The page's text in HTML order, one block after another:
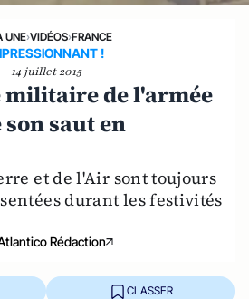
UNE›VIDÉOS›FRANCE
!
14 juillet 2015
militaire de l'armée
saut en
et de l'Air sont toujours
durant les festivités
Rédaction
CLASSER